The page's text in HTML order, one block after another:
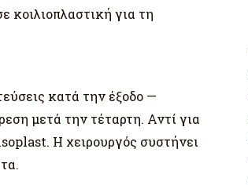
κοιλιοπλαστική για τη
κατά την έξοδο —
μετά την τέταρτη. Αντί για
Η χειρουργός συστήνει